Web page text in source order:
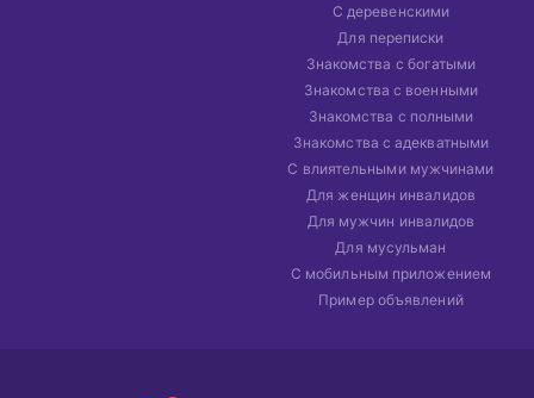
С деревенскими
Для переписки
Знакомства с богатыми
Знакомства с военными
Знакомства с полными
Знакомства с адекватными
С влиятельными мужчинами
Для женщин инвалидов
Для мужчин инвалидов
Для мусульман
С мобильным приложением
Пример объявлений